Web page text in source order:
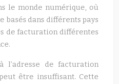
le monde numérique, où
basés dans différents pays
de facturation différentes
l’adresse de facturation
être insuffisant. Cette